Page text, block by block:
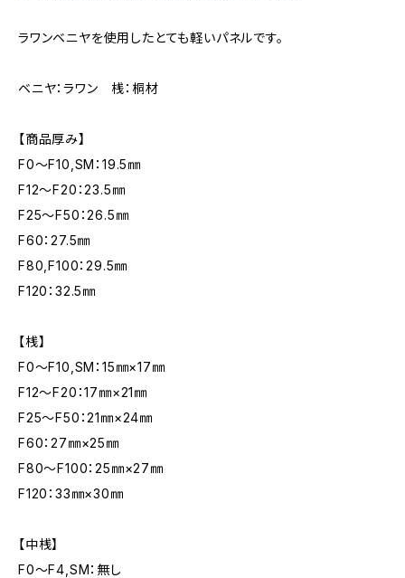
ラワンベニヤを使用したとても軽いパネルです。
ベニヤ：ラワン 桟：桐材
【商品厚み】
F0～F10,SM：19.5㎜
F12～F20：23.5㎜
F25～F50：26.5㎜
F60：27.5㎜
F80,F100：29.5㎜
F120：32.5㎜
【桟】
F0～F10,SM：15㎜×17㎜
F12～F20：17㎜×21㎜
F25～F50：21㎜×24㎜
F60：27㎜×25㎜
F80～F100：25㎜×27㎜
F120：33㎜×30㎜
【中桟】
F0～F4,SM：無し